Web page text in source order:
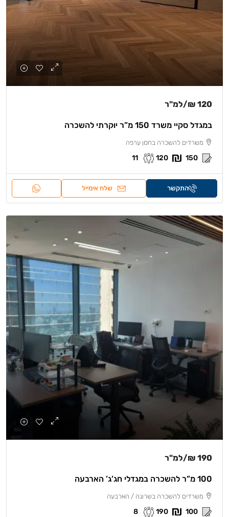
120 ₪ /למ"ר
במגדל סקיי משרד 150 מ”ר יוקרתי להשכרה
משרדים להשכרה בחסן ערפה
150
120
11
התקשר שלח אימייל
190 ₪ /למ"ר
100 מ”ר להשכרה במגדלי חג’ג’ הארבעה
משרדים להשכרה בשרונה / הארבעה
100
190
8